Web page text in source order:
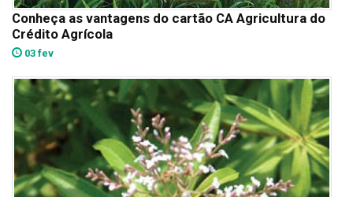
Conheça as vantagens do cartão CA Agricultura do
Crédito Agrícola
03 fev